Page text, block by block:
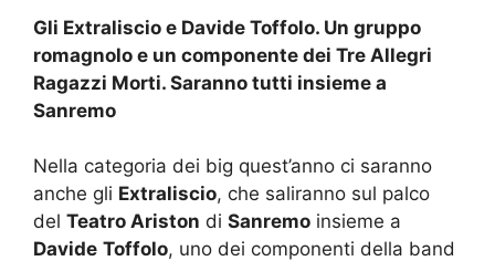
Gli Extraliscio e Davide Toffolo. Un gruppo
romagnolo e un componente dei Tre Allegri
Ragazzi Morti. Saranno tutti insieme a
Sanremo
Nella categoria dei big quest’anno ci saranno
anche gli Extraliscio, che saliranno sul palco
del Teatro Ariston di Sanremo insieme a
Davide Toffolo, uno dei componenti della band